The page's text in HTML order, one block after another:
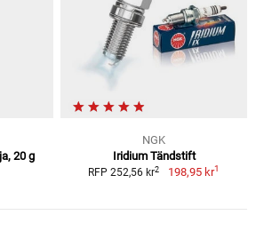
20 g
NGK
Iridium Tändstift
RFP 252,56 kr2 198,95 kr1